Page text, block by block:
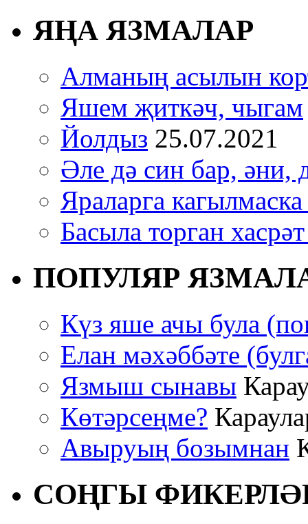
ЯҢА ЯЗМАЛАР
Алманың асылын
Яшем җиткәч, чыгам
Йолдыз 25.07.2021
Әле дә син бар, әни,
Яраларга
Басыла торган
ПОПУЛЯР
Күз яше ачы була
Елан мәхәббәте
Язмыш сынавы
Көтәрсеңме?
Авыруың бозымнан
СОҢГЫ